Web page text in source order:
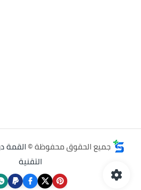
جميع الحقوق محفوظة ©القمة
التقنية